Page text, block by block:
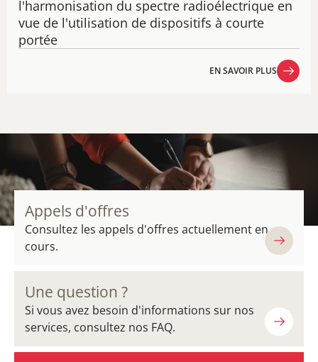
l'harmonisation du spectre radioélectrique en
vue de l'utilisation de dispositifs à courte
portée
EN SAVOIR PLUS
Appels d'offres
Consultez les appels d'offres actuellement en
cours.
Une question ?
Si vous avez besoin d'informations sur nos
services, consultez nos FAQ.